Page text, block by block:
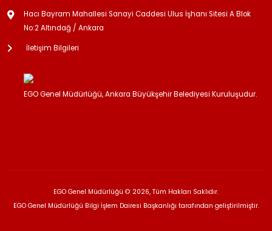
Hacı Bayram Mahallesi Sanayi Caddesi Ulus İşhanı Sitesi A Blok
No:2 Altındağ / Ankara
İletişim Bilgileri
EGO Genel Müdürlüğü, Ankara Büyükşehir Belediyesi Kuruluşudur.
EGO Genel Müdürlüğü © 2026, Tüm Hakları Saklıdır.
EGO Genel Müdürlüğü Bilgi İşlem Dairesi Başkanlığı tarafından geliştirilmiştir.